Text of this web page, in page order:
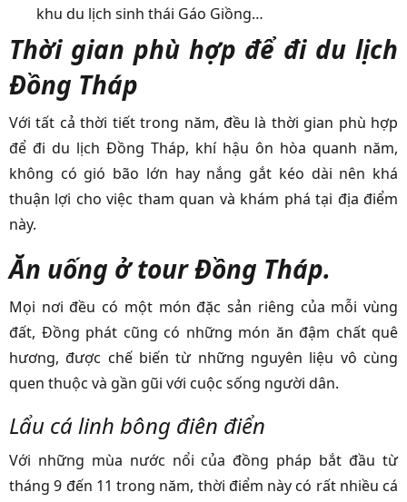
khu du lịch sinh thái Gáo Giồng…
Thời gian phù hợp để đi du lịch
Đồng Tháp
Với tất cả thời tiết trong năm, đều là thời gian phù hợp
để đi du lịch Đồng Tháp, khí hậu ôn hòa quanh năm,
không có gió bão lớn hay nắng gắt kéo dài nên khá
thuận lợi cho việc tham quan và khám phá tại địa điểm
này.
Ăn uống ở tour Đồng Tháp.
Mọi nơi đều có một món đặc sản riêng của mỗi vùng
đất, Đồng phát cũng có những món ăn đậm chất quê
hương, được chế biến từ những nguyên liệu vô cùng
quen thuộc và gần gũi với cuộc sống người dân.
Lẩu cá linh bông điên điển
Với những mùa nước nổi của đồng pháp bắt đầu từ
tháng 9 đến 11 trong năm, thời điểm này có rất nhiều cá